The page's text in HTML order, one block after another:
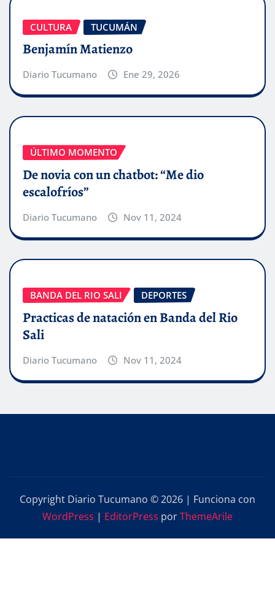
CULTURA TUCUMÁN
Benjamín Matienzo
Diario Tucumano Ene 29, 2026
ÚLTIMO MOMENTO
De novia con un chatbot: “Me dio
escalofríos”
Diario Tucumano Nov 11, 2024
BANDA DEL RIO SALI DEPORTES
Practicas de natación en Banda del Rio
Sali
Diario Tucumano Nov 11, 2024
Copyright Diario Tucumano © 2026 | Funciona con
WordPress | EditorPress porThemeArile